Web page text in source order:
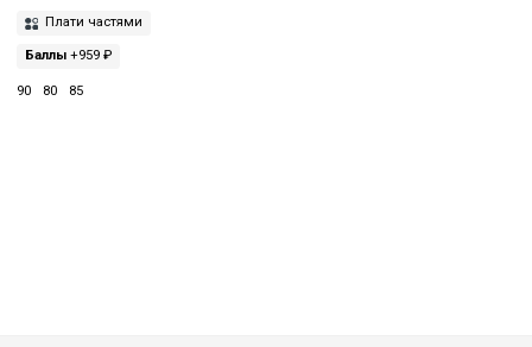
Плати частями
Баллы +959 ₽
90 80 85